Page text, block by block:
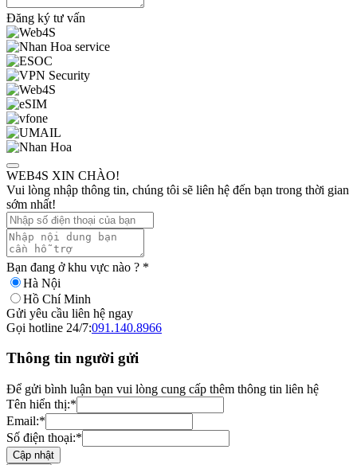
Đăng ký tư vấn
WEB4S XIN CHÀO!
Vui lòng nhập thông tin, chúng tôi sẽ liên hệ đến bạn trong thời gian
sớm nhất!
Bạn đang ở khu vực nào ? *
Hà Nội
Hồ Chí Minh
Gửi yêu cầu liên hệ ngay
Gọi hotline 24/7:091.140.8966
Thông tin người gửi
Để gửi bình luận bạn vui lòng cung cấp thêm thông tin liên hệ
Tên hiển thị:*
Email:*
Số điện thoại:*
Cập nhật